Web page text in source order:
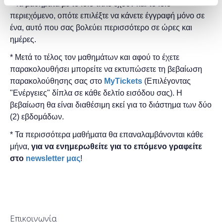
* Τα μαθήματα με το ίδιο τίτλο έχουν και το ίδιο
περιεχόμενο, οπότε επιλέξτε να κάνετε έγγραφή μόνο σε
ένα, αυτό που σας βολεύει περισσότερο σε ώρες και
ημέρες.
* Μετά το τέλος τον μαθημάτων και αφού το έχετε
παρακολουθήσει μπορείτε να εκτυπώσετε τη βεβαίωση
παρακολούθησης ​σας στο MyTickets (Επιλέγοντας
"Ενέργειες" δίπλα σε κάθε δελτίο εισόδου σας). Η
βεβαίωση θα είναι διαθέσιμη εκεί για το διάστημα των δύο
(2) εβδομάδων.
* Τα περισσότερα μαθήματα θα επαναλαμβάνονται κάθε
μήνα, για να ενημερωθείτε για το επόμενο γραφείτε
στο newsletter μας!
Επικοινωνία